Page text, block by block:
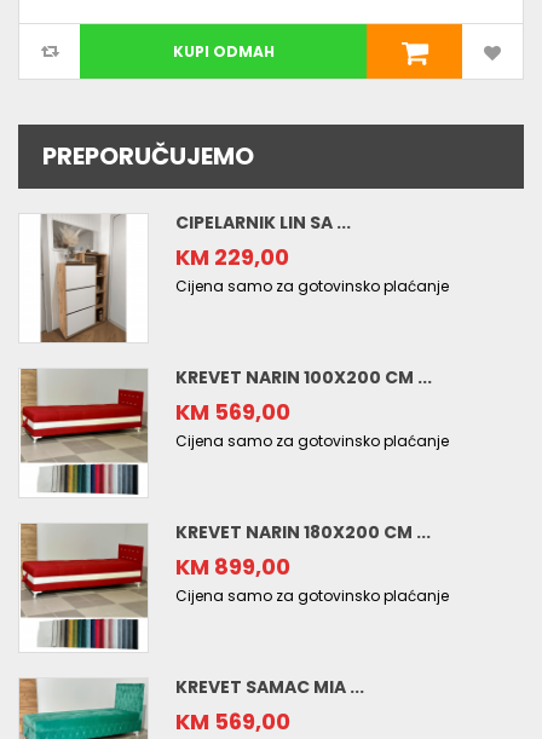
KUPI ODMAH
PREPORUČUJEMO
CIPELARNIK LIN SA ...
KM 229,00
Cijena samo za gotovinsko plaćanje
KREVET NARIN 100X200 CM ...
KM 569,00
Cijena samo za gotovinsko plaćanje
KREVET NARIN 180X200 CM ...
KM 899,00
Cijena samo za gotovinsko plaćanje
KREVET SAMAC MIA ...
KM 569,00